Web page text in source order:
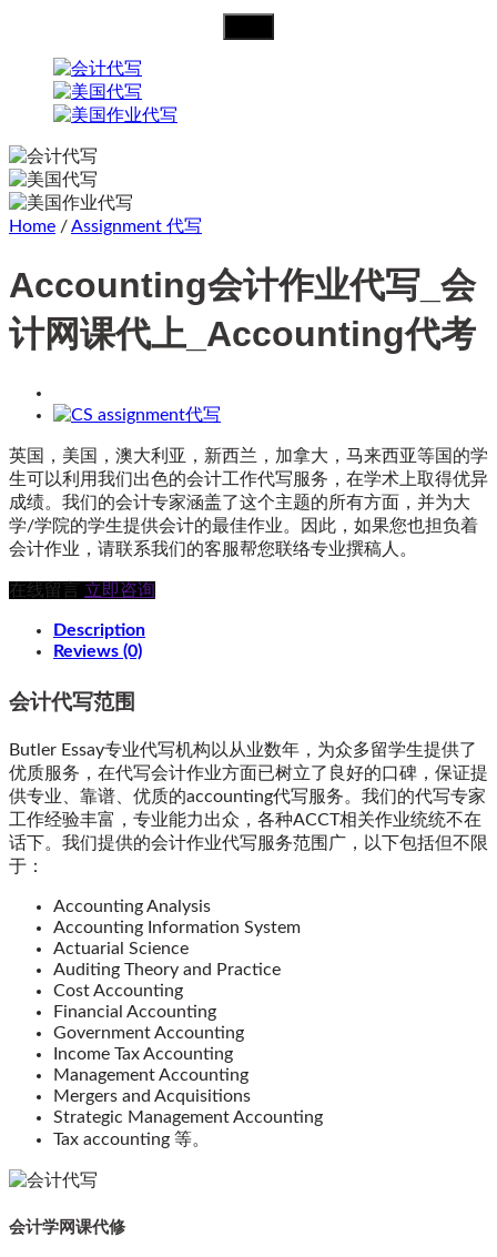
Home /Assignment 代写
Accounting会计作业代写_会
计网课代上_Accounting代考
英国，美国，澳大利亚，新西兰，加拿大，马来西亚等国的学
生可以利用我们出色的会计工作代写服务，在学术上取得优异
成绩。我们的会计专家涵盖了这个主题的所有方面，并为大
学/学院的学生提供会计的最佳作业。因此，如果您也担负着
会计作业，请联系我们的客服帮您联络专业撰稿人。
在线留言 立即咨询
Description
Reviews (0)
会计代写范围
Butler Essay专业代写机构以从业数年，为众多留学生提供了
优质服务，在代写会计作业方面已树立了良好的口碑，保证提
供专业、靠谱、优质的accounting代写服务。我们的代写专家
工作经验丰富，专业能力出众，各种ACCT相关作业统统不在
话下。我们提供的会计作业代写服务范围广，以下包括但不限
于：
Accounting Analysis
Accounting Information System
Actuarial Science
Auditing Theory and Practice
Cost Accounting
Financial Accounting
Government Accounting
Income Tax Accounting
Management Accounting
Mergers and Acquisitions
Strategic Management Accounting
Tax accounting 等。
会计学网课代修